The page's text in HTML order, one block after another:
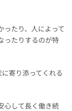
ったり、人によって
ったりするのが特
寄り添ってくれる
心して長く働き続